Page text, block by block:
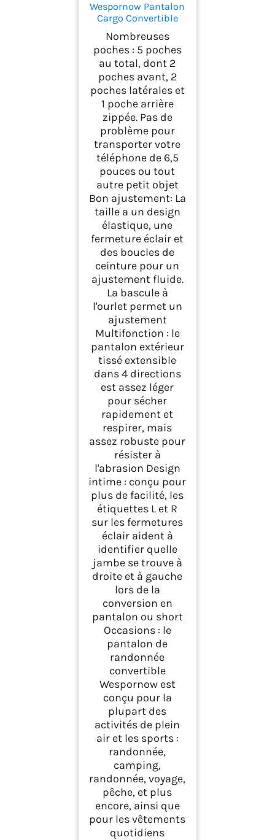
Wespornow Pantalon
Cargo Convertible
pour Homme à
séchage Rapide léger
et Respirant avec
Fermeture éclair pour
randonnée,
l'extérieur, la pêche,
Le Safari (XL, Kaki)
Nombreuses
poches : 5 poches
au total, dont 2
poches avant, 2
poches latérales et
1 poche arrière
zippée. Pas de
problème pour
transporter votre
téléphone de 6,5
pouces ou tout
autre petit objet
Bon ajustement: La
taille a un design
élastique, une
fermeture éclair et
des boucles de
ceinture pour un
ajustement fluide.
La bascule à
l'ourlet permet un
ajustement
Multifonction : le
pantalon extérieur
tissé extensible
dans 4 directions
est assez léger
pour sécher
rapidement et
respirer, mais
assez robuste pour
résister à
l'abrasion Design
intime : conçu pour
plus de facilité, les
étiquettes L et R
sur les fermetures
éclair aident à
identifier quelle
jambe se trouve à
droite et à gauche
lors de la
conversion en
pantalon ou short
Occasions : le
pantalon de
randonnée
convertible
Wespornow est
conçu pour la
plupart des
activités de plein
air et les sports :
randonnée,
camping,
randonnée, voyage,
pêche, et plus
encore, ainsi que
pour les vêtements
quotidiens